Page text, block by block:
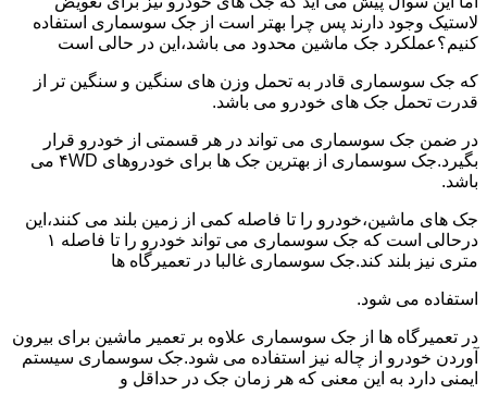
لاستیک وجود دارند پس چرا بهتر است از جک سوسماری استفاده
کنیم؟عملکرد جک ماشین محدود می باشد،این در حالی است
که جک سوسماری قادر به تحمل وزن های سنگین و سنگین تر از
قدرت تحمل جک های خودرو می باشد.
در ضمن جک سوسماری می تواند در هر قسمتی از خودرو قرار
بگیرد.جک سوسماری از بهترین جک ها برای خودروهای ۴WD می
باشد.
جک های ماشین،خودرو را تا فاصله کمی از زمین بلند می کنند،این
درحالی است که جک سوسماری می تواند خودرو را تا فاصله ۱
متری نیز بلند کند.جک سوسماری غالبا در تعمیرگاه ها
استفاده می شود.
در تعمیرگاه ها از جک سوسماری علاوه بر تعمیر ماشین برای بیرون
آوردن خودرو از چاله نیز استفاده می شود.جک سوسماری سیستم
ایمنی دارد به این معنی که هر زمان جک در حداقل و